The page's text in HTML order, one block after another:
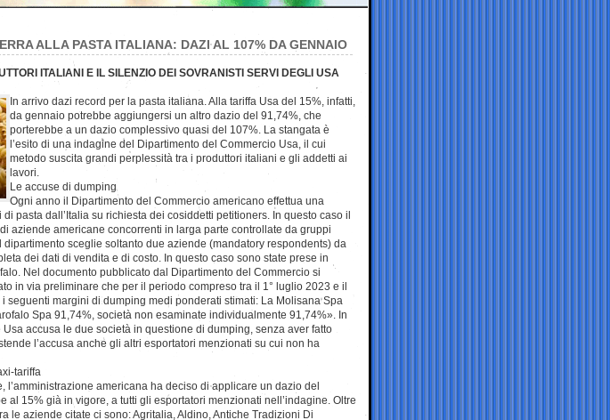
ALLA PASTA ITALIANA: DAZI AL 107% DA GENNAIO
ITALIANI E IL SILENZIO DEI SOVRANISTI SERVI DEGLI USA
In arrivo dazi record per la pasta italiana. Alla tariffa Usa del 15%, infatti,
da gennaio potrebbe aggiungersi un altro dazio del 91,74%, che
porterebbe a un dazio complessivo quasi del 107%⁠. La stangata è
l’esito di una indagine del Dipartimento del Commercio Usa, il cui
metodo suscita grandi perplessità tra i produttori italiani e gli addetti ai
lavori.
Le accuse di dumping
Ogni anno il Dipartimento del Commercio americano effettua una
pasta dall’Italia su richiesta dei cosiddetti petitioners. In questo caso il
aziende americane concorrenti in larga parte controllate da gruppi
dipartimento sceglie soltanto due aziende (mandatory respondents) da
dei dati di vendita e di costo. In questo caso sono state prese in
Nel documento pubblicato dal Dipartimento del Commercio si
in via preliminare che per il periodo compreso tra il 1° luglio 2023 e il
seguenti margini di dumping medi ponderati stimati: La Molisana Spa
Spa 91,74%, società non esaminate individualmente 91,74%». In
Usa accusa le due società in questione di dumping, senza aver fatto
l’accusa anche gli altri esportatori menzionati su cui non ha
tariffa
l’amministrazione americana ha deciso di applicare un dazio del
al 15% già in vigore, a tutti gli esportatori menzionati nell’indagine. Oltre
le aziende citate ci sono: Agritalia, Aldino, Antiche Tradizioni Di